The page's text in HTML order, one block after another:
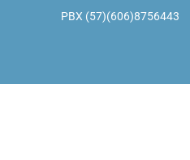
PBX (57)(606)8756443